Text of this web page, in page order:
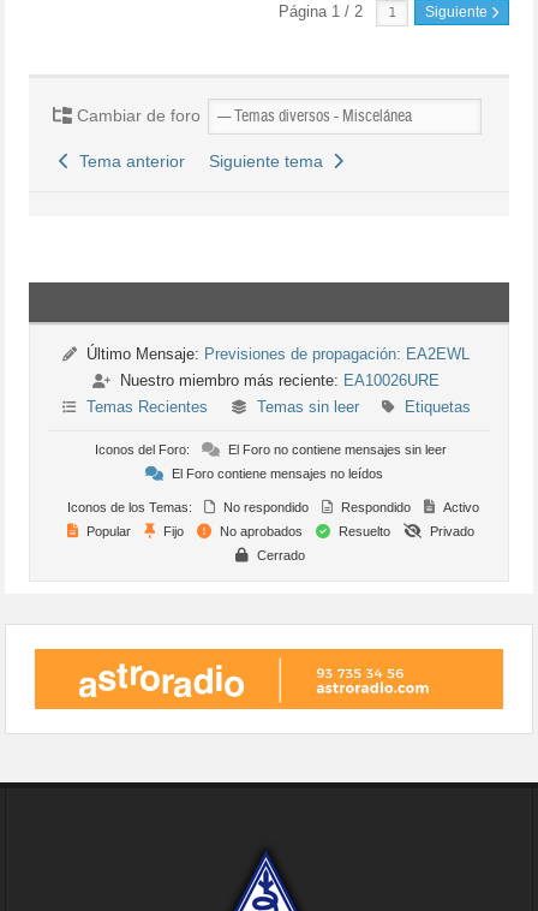
Página 1 / 2 Siguiente
Cambiar de foro
Tema anterior Siguiente tema
Último Mensaje: Previsiones de propagación: EA2EWL
Nuestro miembro más reciente: EA10026URE
Temas Recientes
Temas sin leer Etiquetas
Iconos del Foro:
El Foro no contiene mensajes sin leer
El Foro contiene mensajes no leídos
Iconos de los Temas: No respondido Respondido
Activo
Popular
Fijo No aprobados Resuelto
Privado
Cerrado